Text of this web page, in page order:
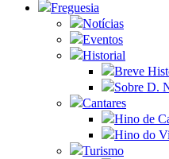
Freguesia
Notícias
Eventos
Historial
Breve
Sobre D.
Cantares
Hino de
Hino do
Turismo